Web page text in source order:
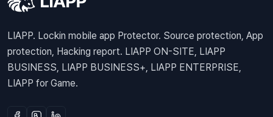
LIAPP. Lockin mobile app Protector. Source protection, App
protection, Hacking report. LIAPP ON-SITE, LIAPP
BUSINESS, LIAPP BUSINESS+, LIAPP ENTERPRISE,
LIAPP for Game.